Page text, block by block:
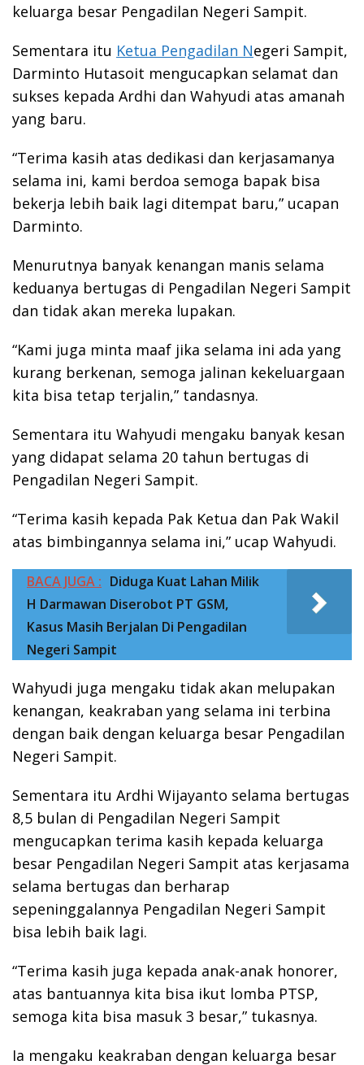
keluarga besar Pengadilan Negeri Sampit.
Sementara itu Ketua Pengadilan Negeri Sampit,
Darminto Hutasoit mengucapkan selamat dan
sukses kepada Ardhi dan Wahyudi atas amanah
yang baru.
“Terima kasih atas dedikasi dan kerjasamanya
selama ini, kami berdoa semoga bapak bisa
bekerja lebih baik lagi ditempat baru,” ucapan
Darminto.
Menurutnya banyak kenangan manis selama
keduanya bertugas di Pengadilan Negeri Sampit
dan tidak akan mereka lupakan.
“Kami juga minta maaf jika selama ini ada yang
kurang berkenan, semoga jalinan kekeluargaan
kita bisa tetap terjalin,” tandasnya.
Sementara itu Wahyudi mengaku banyak kesan
yang didapat selama 20 tahun bertugas di
Pengadilan Negeri Sampit.
“Terima kasih kepada Pak Ketua dan Pak Wakil
atas bimbingannya selama ini,” ucap Wahyudi.
BACA JUGA : Diduga Kuat Lahan Milik
H Darmawan Diserobot PT GSM,
Kasus Masih Berjalan Di Pengadilan
Negeri Sampit
Wahyudi juga mengaku tidak akan melupakan
kenangan, keakraban yang selama ini terbina
dengan baik dengan keluarga besar Pengadilan
Negeri Sampit.
Sementara itu Ardhi Wijayanto selama bertugas
8,5 bulan di Pengadilan Negeri Sampit
mengucapkan terima kasih kepada keluarga
besar Pengadilan Negeri Sampit atas kerjasama
selama bertugas dan berharap
sepeninggalannya Pengadilan Negeri Sampit
bisa lebih baik lagi.
“Terima kasih juga kepada anak-anak honorer,
atas bantuannya kita bisa ikut lomba PTSP,
semoga kita bisa masuk 3 besar,” tukasnya.
Ia mengaku keakraban dengan keluarga besar